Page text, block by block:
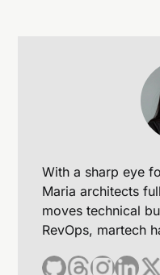
With a sharp eye
Maria architects
moves technical
RevOps, martech